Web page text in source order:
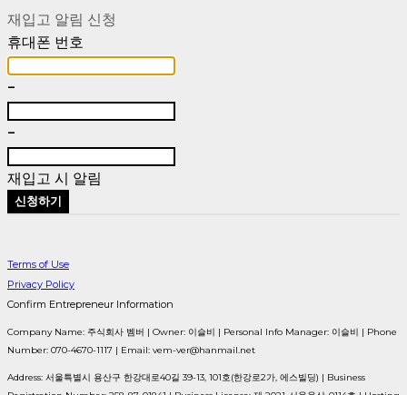
재입고 알림 신청
휴대폰 번호
-
-
재입고 시 알림
신청하기
Terms of Use
Privacy Policy
Confirm Entrepreneur Information
Company Name: 주식회사 벰버 | Owner: 이슬비 | Personal Info Manager: 이슬비 | Phone
Number: 070-4670-1117 | Email: vem-ver@hanmail.net
Address: 서울특별시 용산구 한강대로40길 39-13, 101호(한강로2가, 에스빌딩) | Business